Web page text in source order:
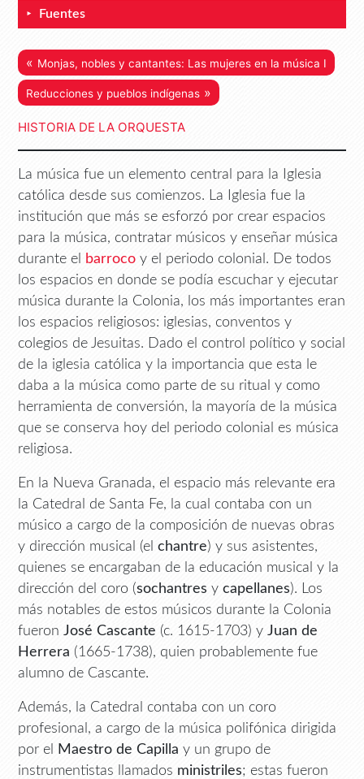
Fuentes
« Monjas, nobles y cantantes: Las mujeres en la música I
Reducciones y pueblos indígenas »
HISTORIA DE LA ORQUESTA
La música fue un elemento central para la Iglesia
católica desde sus comienzos. La Iglesia fue la
institución que más se esforzó por crear espacios
para la música, contratar músicos y enseñar música
durante el
barroco y el periodo colonial. De todos
los espacios en donde se podía escuchar y ejecutar
música durante la Colonia, los más importantes eran
los espacios religiosos: iglesias, conventos y
colegios de Jesuitas. Dado el control político y social
de la iglesia católica y la importancia que esta le
daba a la música como parte de su ritual y como
herramienta de conversión, la mayoría de la música
que se conserva hoy del periodo colonial es música
religiosa.
En la Nueva Granada, el espacio más relevante era
la Catedral de Santa Fe, la cual contaba con un
músico a cargo de la composición de nuevas obras
y dirección musical (elchantre) y sus asistentes,
quienes se encargaban de la educación musical y la
dirección del coro (sochantres ycapellanes). Los
más notables de estos músicos durante la Colonia
fueronJosé Cascante (c. 1615-1703) yJuan de
Herrera (1665-1738), quien probablemente fue
alumno de Cascante.
Además, la Catedral contaba con un coro
profesional, a cargo de la música polifónica dirigida
por el
Maestro de Capillay un grupo de
instrumentistas llamados ministriles; estas fueron